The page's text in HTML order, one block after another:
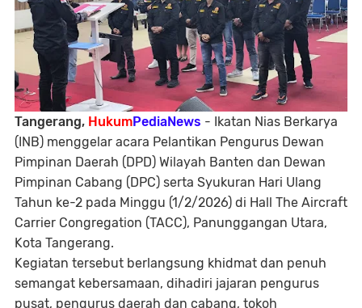
Tangerang, HukumPediaNews - Ikatan Nias Berkarya
(INB) menggelar acara Pelantikan Pengurus Dewan
Pimpinan Daerah (DPD) Wilayah Banten dan Dewan
Pimpinan Cabang (DPC) serta Syukuran Hari Ulang
Tahun ke-2 pada Minggu (1/2/2026) di Hall The Aircraft
Carrier Congregation (TACC), Panunggangan Utara,
Kota Tangerang.
Kegiatan tersebut berlangsung khidmat dan penuh
semangat kebersamaan, dihadiri jajaran pengurus
pusat, pengurus daerah dan cabang, tokoh